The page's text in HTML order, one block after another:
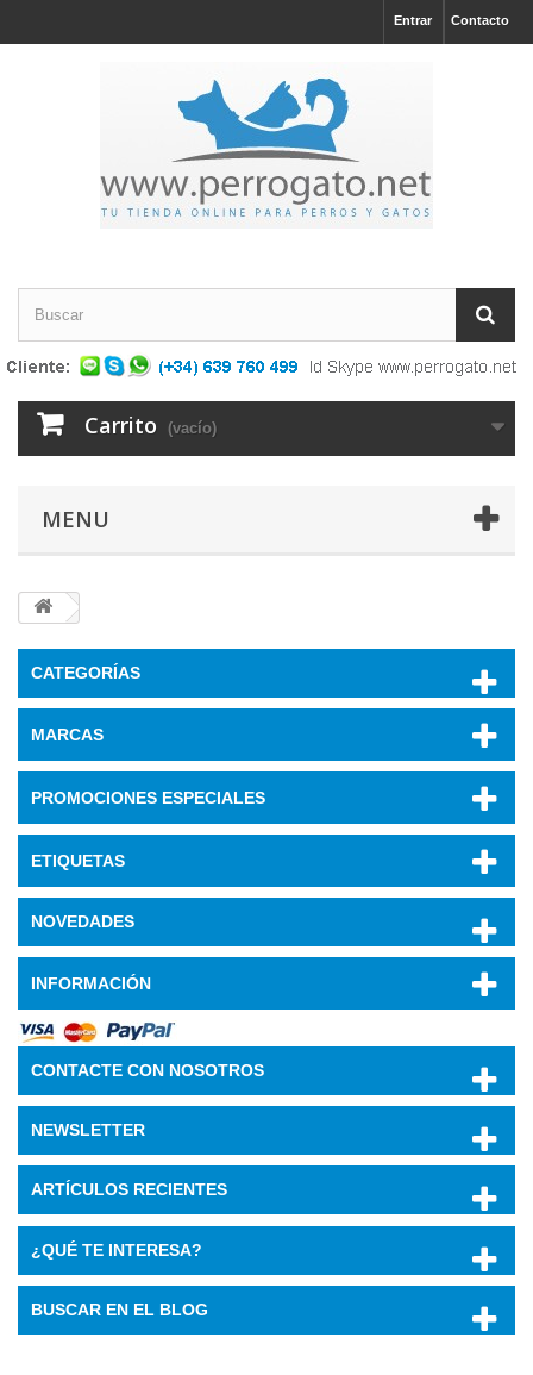
Contacto
Entrar
Carrito (vacío)
MENU
CATEGORÍAS
MARCAS
PROMOCIONES ESPECIALES
ETIQUETAS
NOVEDADES
INFORMACIÓN
CONTACTE CON NOSOTROS
NEWSLETTER
ARTÍCULOS RECIENTES
¿QUÉ TE INTERESA?
BUSCAR EN EL BLOG